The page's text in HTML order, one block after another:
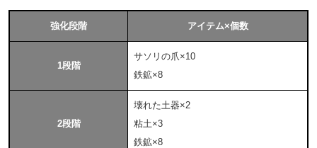
強化段階 アイテム×個数
1段階
サソリの爪×10
鉄鉱×8
2段階
壊れた土器×2
粘土×3
鉄鉱×8